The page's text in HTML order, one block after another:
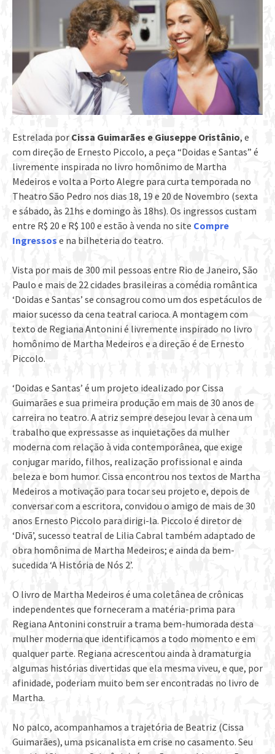
Estrelada por Cissa Guimarães e Giuseppe Oristânio, e
com direção de Ernesto Piccolo, a peça “Doidas e Santas” é
livremente inspirada no livro homônimo de Martha
Medeiros e volta a Porto Alegre para curta temporada no
Theatro São Pedro nos dias 18, 19 e 20 de Novembro (sexta
e sábado, às 21hs e domingo às 18hs). Os ingressos custam
entre R$ 20 e R$ 100 e estão à venda no site Compre
Ingressos e na bilheteria do teatro.
Vista por mais de 300 mil pessoas entre Rio de Janeiro, São
Paulo e mais de 22 cidades brasileiras a comédia romântica
‘Doidas e Santas’ se consagrou como um dos espetáculos de
maior sucesso da cena teatral carioca. A montagem com
texto de Regiana Antonini é livremente inspirado no livro
homônimo de Martha Medeiros e a direção é de Ernesto
Piccolo.
‘Doidas e Santas’ é um projeto idealizado por Cissa
Guimarães e sua primeira produção em mais de 30 anos de
carreira no teatro. A atriz sempre desejou levar à cena um
trabalho que expressasse as inquietações da mulher
moderna com relação à vida contemporânea, que exige
conjugar marido, filhos, realização profissional e ainda
beleza e bom humor. Cissa encontrou nos textos de Martha
Medeiros a motivação para tocar seu projeto e, depois de
conversar com a escritora, convidou o amigo de mais de 30
anos Ernesto Piccolo para dirigi-la. Piccolo é diretor de
‘Divã’, sucesso teatral de Lilia Cabral também adaptado de
obra homônima de Martha Medeiros; e ainda da bem-
sucedida ‘A História de Nós 2’.
O livro de Martha Medeiros é uma coletânea de crônicas
independentes que forneceram a matéria-prima para
Regiana Antonini construir a trama bem-humorada desta
mulher moderna que identificamos a todo momento e em
qualquer parte. Regiana acrescentou ainda à dramaturgia
algumas histórias divertidas que ela mesma viveu, e que, por
afinidade, poderiam muito bem ser encontradas no livro de
Martha.
No palco, acompanhamos a trajetória de Beatriz (Cissa
Guimarães), uma psicanalista em crise no casamento. Seu